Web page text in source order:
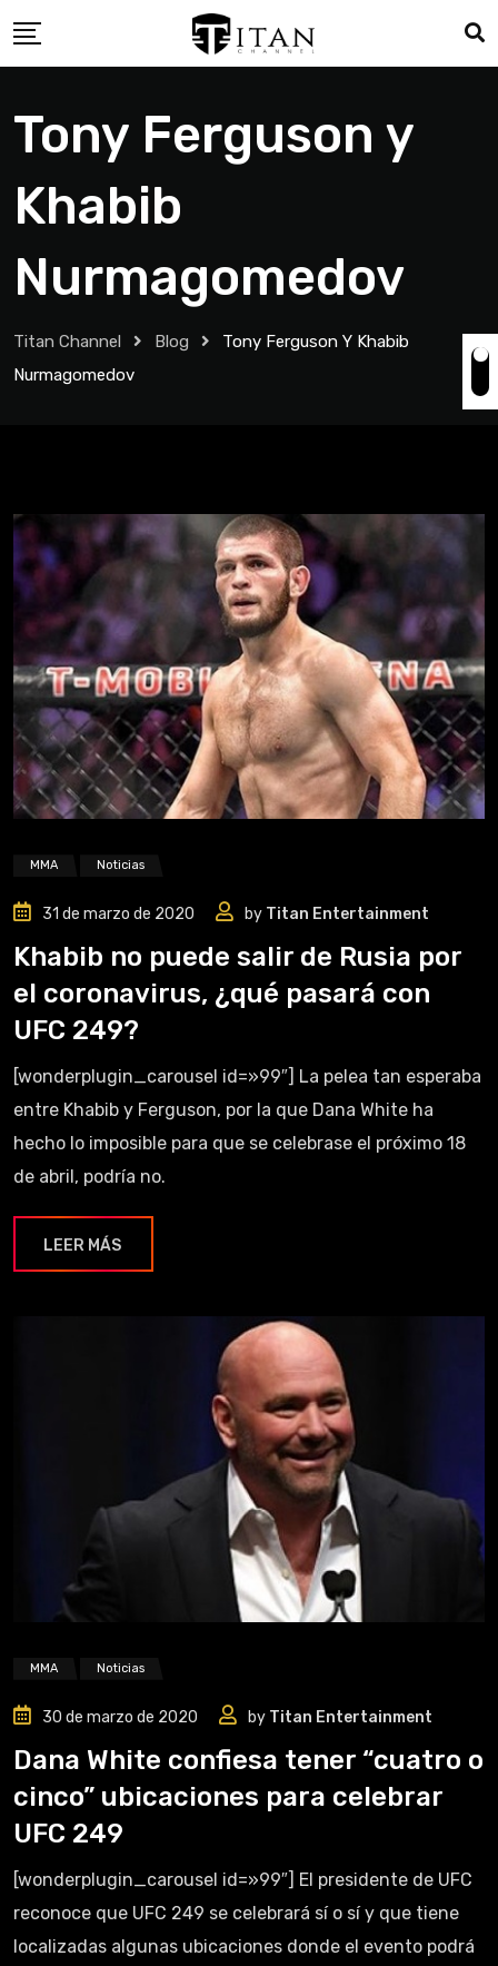
Tony Ferguson y
Khabib
Nurmagomedov
Titan Channel Blog
Tony Ferguson Y Khabib
Nurmagomedov
MMA Noticias
31 de marzo de 2020 by Titan Entertainment
Khabib no puede salir de Rusia por
el coronavirus, ¿qué pasará con
UFC 249?
[wonderplugin_carousel id=»99″] La pelea tan esperaba
entre Khabib y Ferguson, por la que Dana White ha
hecho lo imposible para que se celebrase el próximo 18
de abril, podría no.
LEER MÁS
MMA Noticias
30 de marzo de 2020 by Titan Entertainment
Dana White confiesa tener “cuatro o
cinco” ubicaciones para celebrar
UFC 249
[wonderplugin_carousel id=»99″] El presidente de UFC
reconoce que UFC 249 se celebrará sí o sí y que tiene
localizadas algunas ubicaciones donde el evento podrá